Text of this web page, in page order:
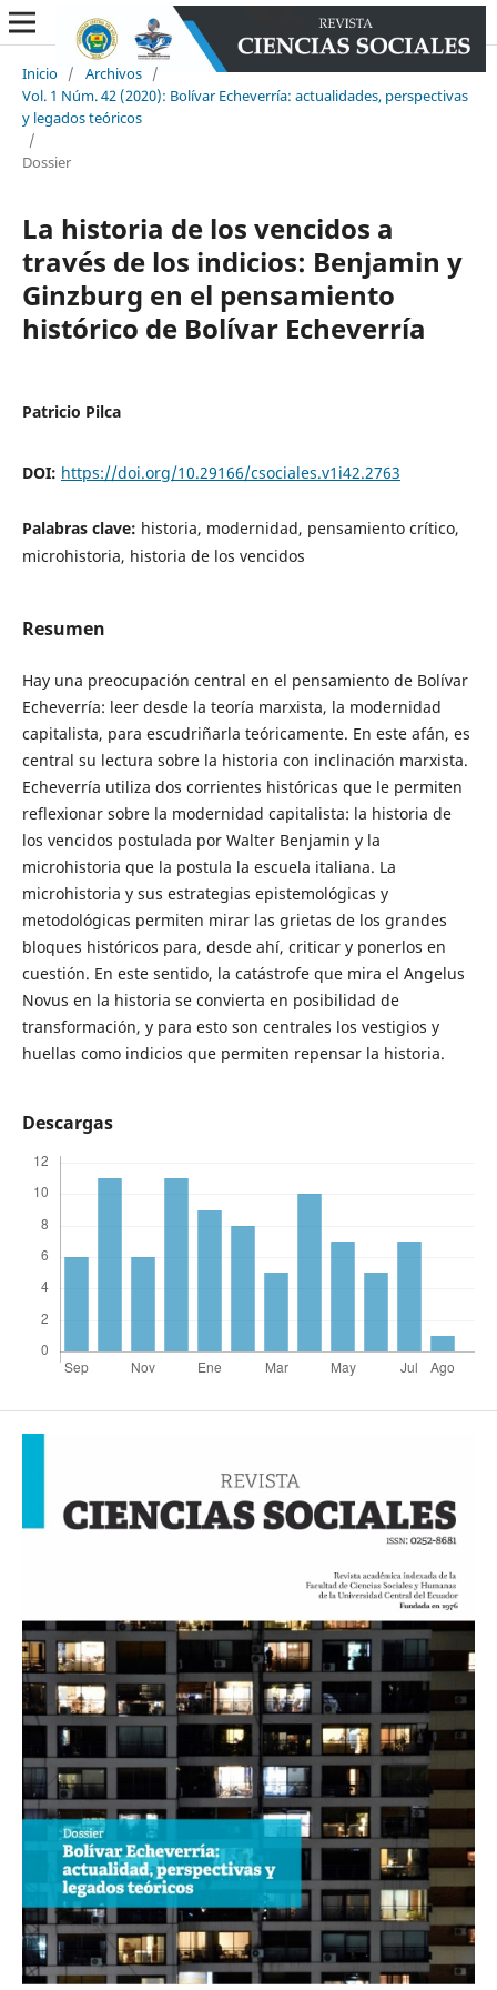
Inicio / Archivos /
Vol. 1 Núm. 42 (2020): Bolívar Echeverría: actualidades, perspectivas
y legados teóricos
/
Dossier
La historia de los vencidos a
través de los indicios: Benjamin y
Ginzburg en el pensamiento
histórico de Bolívar Echeverría
Patricio Pilca
DOI: https://doi.org/10.29166/csociales.v1i42.2763
Palabras clave: historia, modernidad, pensamiento crítico,
microhistoria, historia de los vencidos
Resumen
Hay una preocupación central en el pensamiento de Bolívar
Echeverría: leer desde la teoría marxista, la modernidad
capitalista, para escudriñarla teóricamente. En este afán, es
central su lectura sobre la historia con inclinación marxista.
Echeverría utiliza dos corrientes históricas que le permiten
reflexionar sobre la modernidad capitalista: la historia de
los vencidos postulada por Walter Benjamin y la
microhistoria que la postula la escuela italiana. La
microhistoria y sus estrategias epistemológicas y
metodológicas permiten mirar las grietas de los grandes
bloques históricos para, desde ahí, criticar y ponerlos en
cuestión. En este sentido, la catástrofe que mira el Angelus
Novus en la historia se convierta en posibilidad de
transformación, y para esto son centrales los vestigios y
huellas como indicios que permiten repensar la historia.
Descargas